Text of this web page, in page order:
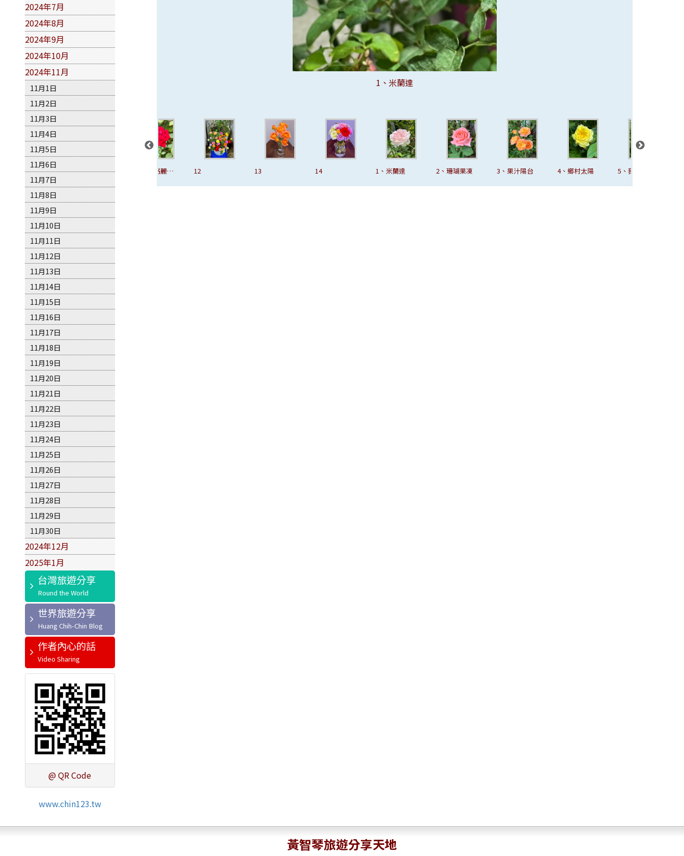
2024年7月
2024年8月
2024年9月
2024年10月
2024年11月
11月1日
11月2日
11月3日
11月4日
11月5日
11月6日
11月7日
11月8日
11月9日
11月10日
11月11日
11月12日
11月13日
11月14日
11月15日
11月16日
11月17日
11月18日
11月19日
11月20日
11月21日
11月22日
11月23日
11月24日
11月25日
11月26日
11月27日
11月28日
11月29日
11月30日
2024年12月
2025年1月
台灣旅遊分享
世界旅遊分享
作者內心的話
@ QR Code
www.chin123.tw
1、米蘭達
2、珊瑚果凍
3、果汁陽台
4、鄉村太陽
5、我的心
6、台灣奇蹟
7、布羅莫火山
8、探險家
9、帆船賽
10、溫暖
11、英格麗褒曼
12
13
14
10、溫暖
11、英格麗褒
13 14 1、米蘭達 2、珊瑚果凍 3、果汁陽台 4、鄉村太陽 5、我的心 6、台灣奇蹟
黃智琴旅遊分享天地